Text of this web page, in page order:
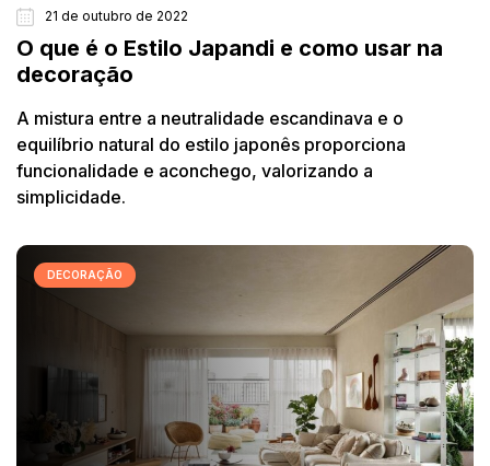
21 de outubro de 2022
O que é o Estilo Japandi e como usar na
decoração
A mistura entre a neutralidade escandinava e o
equilíbrio natural do estilo japonês proporciona
funcionalidade e aconchego, valorizando a
simplicidade.
DECORAÇÃO